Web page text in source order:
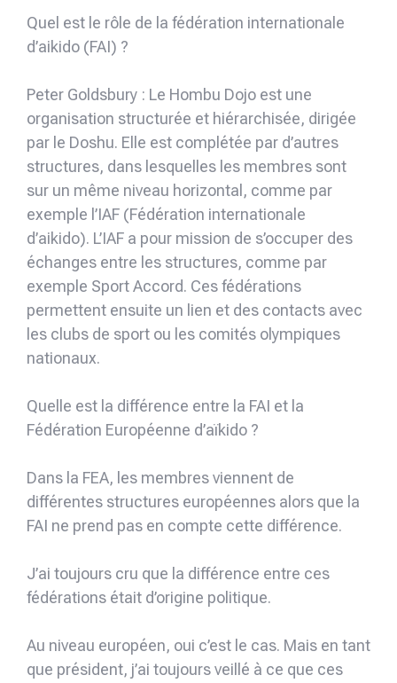
Quel est le rôle de la fédération internationale
d’aikido (FAI) ?
Peter Goldsbury : Le Hombu Dojo est une
organisation structurée et hiérarchisée, dirigée
par le Doshu. Elle est complétée par d’autres
structures, dans lesquelles les membres sont
sur un même niveau horizontal, comme par
exemple l’IAF (Fédération internationale
d’aikido). L’IAF a pour mission de s’occuper des
échanges entre les structures, comme par
exemple Sport Accord. Ces fédérations
permettent ensuite un lien et des contacts avec
les clubs de sport ou les comités olympiques
nationaux.
Quelle est la différence entre la FAI et la
Fédération Européenne d’aïkido ?
Dans la FEA, les membres viennent de
différentes structures européennes alors que la
FAI ne prend pas en compte cette différence.
J’ai toujours cru que la différence entre ces
fédérations était d’origine politique.
Au niveau européen, oui c’est le cas. Mais en tant
que président, j’ai toujours veillé à ce que ces